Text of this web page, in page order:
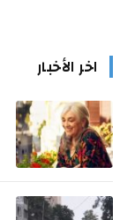
اخر الأخبار